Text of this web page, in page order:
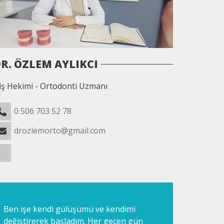
ÖZLEM AYLIKCI
Hekimi - Ortodonti Uzmanı
0 506 703 52 78
drozlemorto@gmail.com
Ben işe kendi gülüşümü ve kendimi
değiştirerek başladım. Her geçen gün